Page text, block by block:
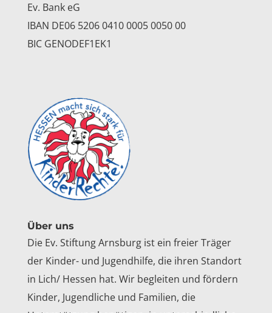
Ev. Bank eG
IBAN DE06 5206 0410 0005 0050 00
BIC GENODEF1EK1
Über uns
Die Ev. Stiftung Arnsburg ist ein freier Träger
der Kinder- und Jugendhilfe, die ihren Standort
in Lich/ Hessen hat. Wir begleiten und fördern
Kinder, Jugendliche und Familien, die